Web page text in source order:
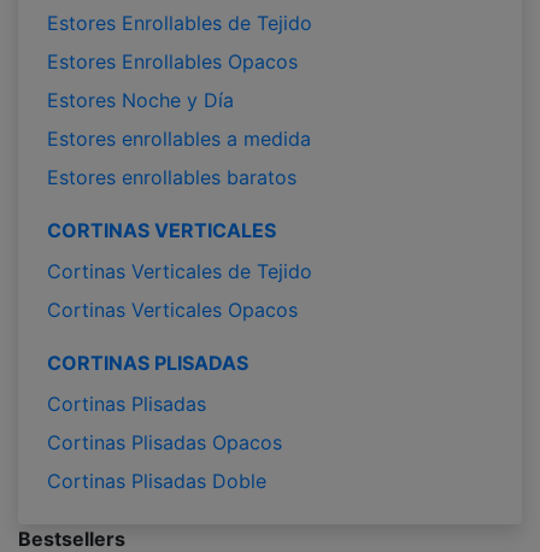
Estores Enrollables de Tejido
Estores Enrollables Opacos
Estores Noche y Día
Estores enrollables a medida
Estores enrollables baratos
CORTINAS VERTICALES
Cortinas Verticales de Tejido
Cortinas Verticales Opacos
CORTINAS PLISADAS
Cortinas Plisadas
Cortinas Plisadas Opacos
Cortinas Plisadas Doble
Bestsellers